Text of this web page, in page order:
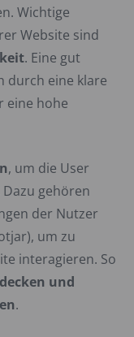
Wichtige
Website sind
. Eine gut
durch eine klare
eine hohe
, um die User
gehören
der Nutzer
um zu
interagieren. So
und
.